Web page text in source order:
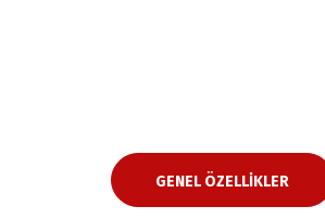
GENEL ÖZELLIKLER